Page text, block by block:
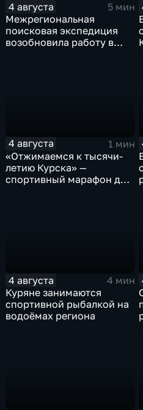
4 августа
5 мин
Межрегиональная
поисковая экспедиция
возобновила работу в
4 августа
1 мин
«Отжимаемся к тысячи-
летию Курска» —
спортивный марафон для
4 августа
4 мин
Куряне занимаются
спортивной рыбалкой на
водоёмах региона